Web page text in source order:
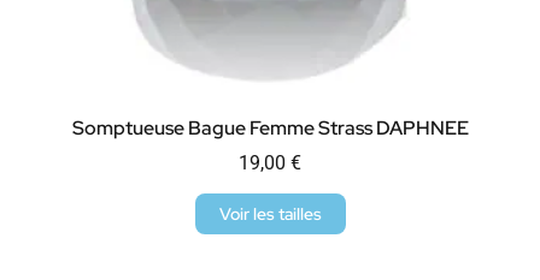
Somptueuse Bague Femme Strass DAPHNEE
19,00 €
Voir les tailles